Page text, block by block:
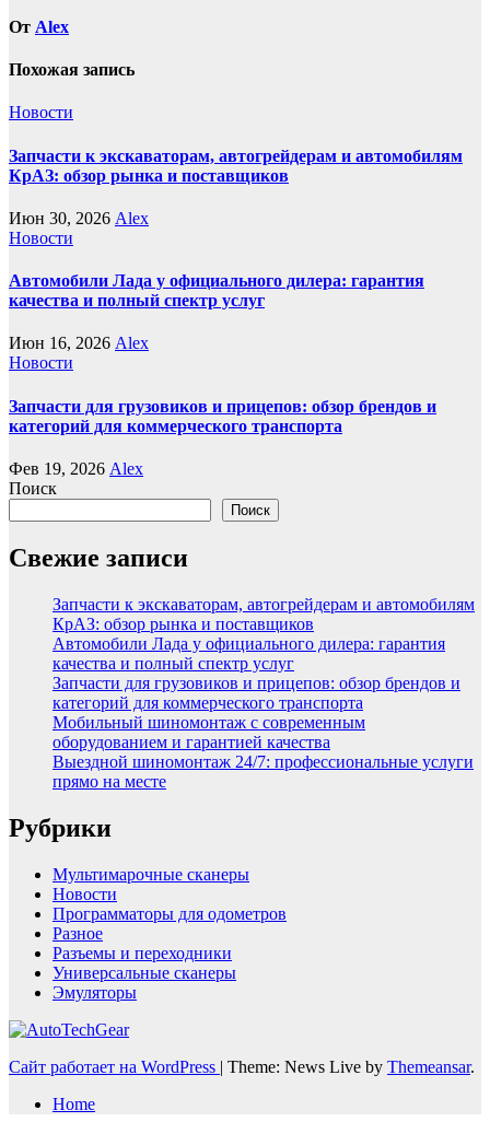
От Alex
Похожая запись
Новости
Запчасти к экскаваторам, автогрейдерам и автомобилям
КрАЗ: обзор рынка и поставщиков
Июн 30, 2026 Alex
Новости
Автомобили Лада у официального дилера: гарантия
качества и полный спектр услуг
Июн 16, 2026 Alex
Новости
Запчасти для грузовиков и прицепов: обзор брендов и
категорий для коммерческого транспорта
Фев 19, 2026 Alex
Поиск
Поиск
Свежие записи
Запчасти к экскаваторам, автогрейдерам и автомобилям
КрАЗ: обзор рынка и поставщиков
Автомобили Лада у официального дилера: гарантия
качества и полный спектр услуг
Запчасти для грузовиков и прицепов: обзор брендов и
категорий для коммерческого транспорта
Мобильный шиномонтаж с современным
оборудованием и гарантией качества
Выездной шиномонтаж 24/7: профессиональные услуги
прямо на месте
Рубрики
Мультимарочные сканеры
Новости
Программаторы для одометров
Разное
Разъемы и переходники
Универсальные сканеры
Эмуляторы
Сайт работает на WordPress | Theme: News Live by Themeansar.
Home